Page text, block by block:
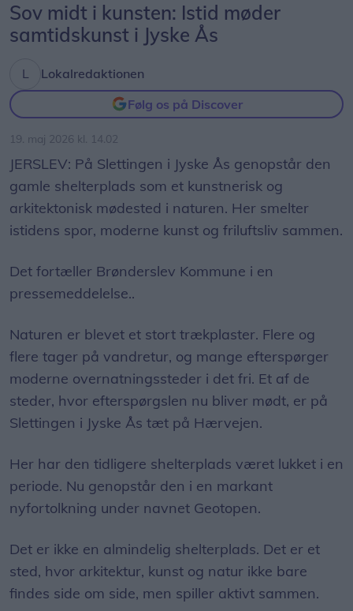
Sov midt i kunsten: Istid møder
samtidskunst i Jyske Ås
Lokalredaktionen
Følg os på Discover
19. maj 2026 kl. 14.02
JERSLEV: På Slettingen i Jyske Ås genopstår den
gamle shelterplads som et kunstnerisk og
arkitektonisk mødested i naturen. Her smelter
istidens spor, moderne kunst og friluftsliv sammen.
Det fortæller Brønderslev Kommune i en
pressemeddelelse..
Naturen er blevet et stort trækplaster. Flere og
flere tager på vandretur, og mange efterspørger
moderne overnatningssteder i det fri. Et af de
steder, hvor efterspørgslen nu bliver mødt, er på
Slettingen i Jyske Ås tæt på Hærvejen.
Her har den tidligere shelterplads været lukket i en
periode. Nu genopstår den i en markant
nyfortolkning under navnet Geotopen.
Det er ikke en almindelig shelterplads. Det er et
sted, hvor arkitektur, kunst og natur ikke bare
findes side om side, men spiller aktivt sammen.